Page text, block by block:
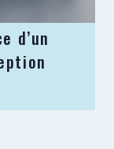
d’un